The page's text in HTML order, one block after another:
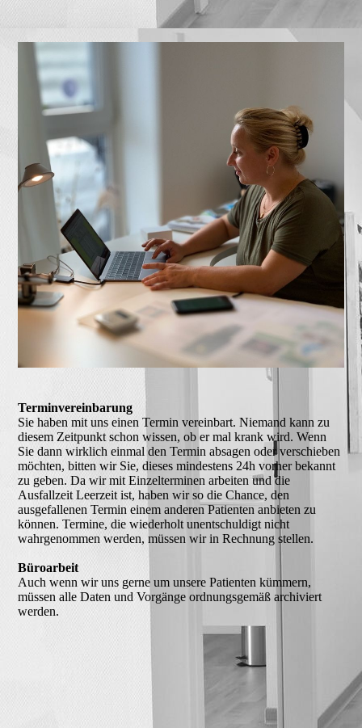
Terminvereinbarung
Sie haben mit uns einen Termin vereinbart. Niemand kann zu
diesem Zeitpunkt schon wissen, ob er mal krank wird. Wenn
Sie dann wirklich einmal den Termin absagen oder verschieben
möchten, bitten wir Sie, dieses mindestens 24h vorher bekannt
zu geben. Da wir mit Einzelterminen arbeiten und die
Ausfallzeit Leerzeit ist, haben wir so die Chance, den
ausgefallenen Termin einem anderen Patienten anbieten zu
können. Termine, die wiederholt unentschuldigt nicht
wahrgenommen werden, müssen wir in Rechnung stellen.
Büroarbeit
Auch wenn wir uns gerne um unsere Patienten kümmern,
müssen alle Daten und Vorgänge ordnungsgemäß archiviert
werden.